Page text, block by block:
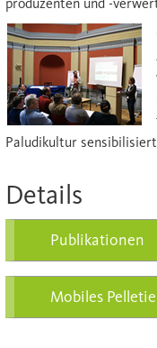
Paludikultur
Details
Publikationen
Mobiles